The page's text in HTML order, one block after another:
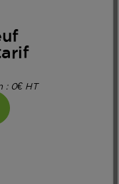
:0€ HT